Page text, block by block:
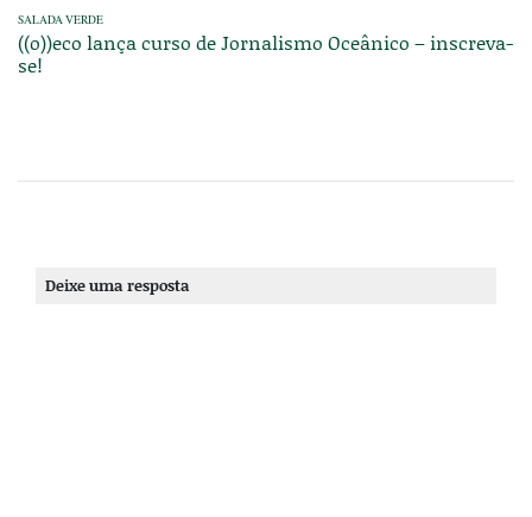
SALADA VERDE
((o))eco lança curso de Jornalismo Oceânico – inscreva-
se!
Deixe uma resposta